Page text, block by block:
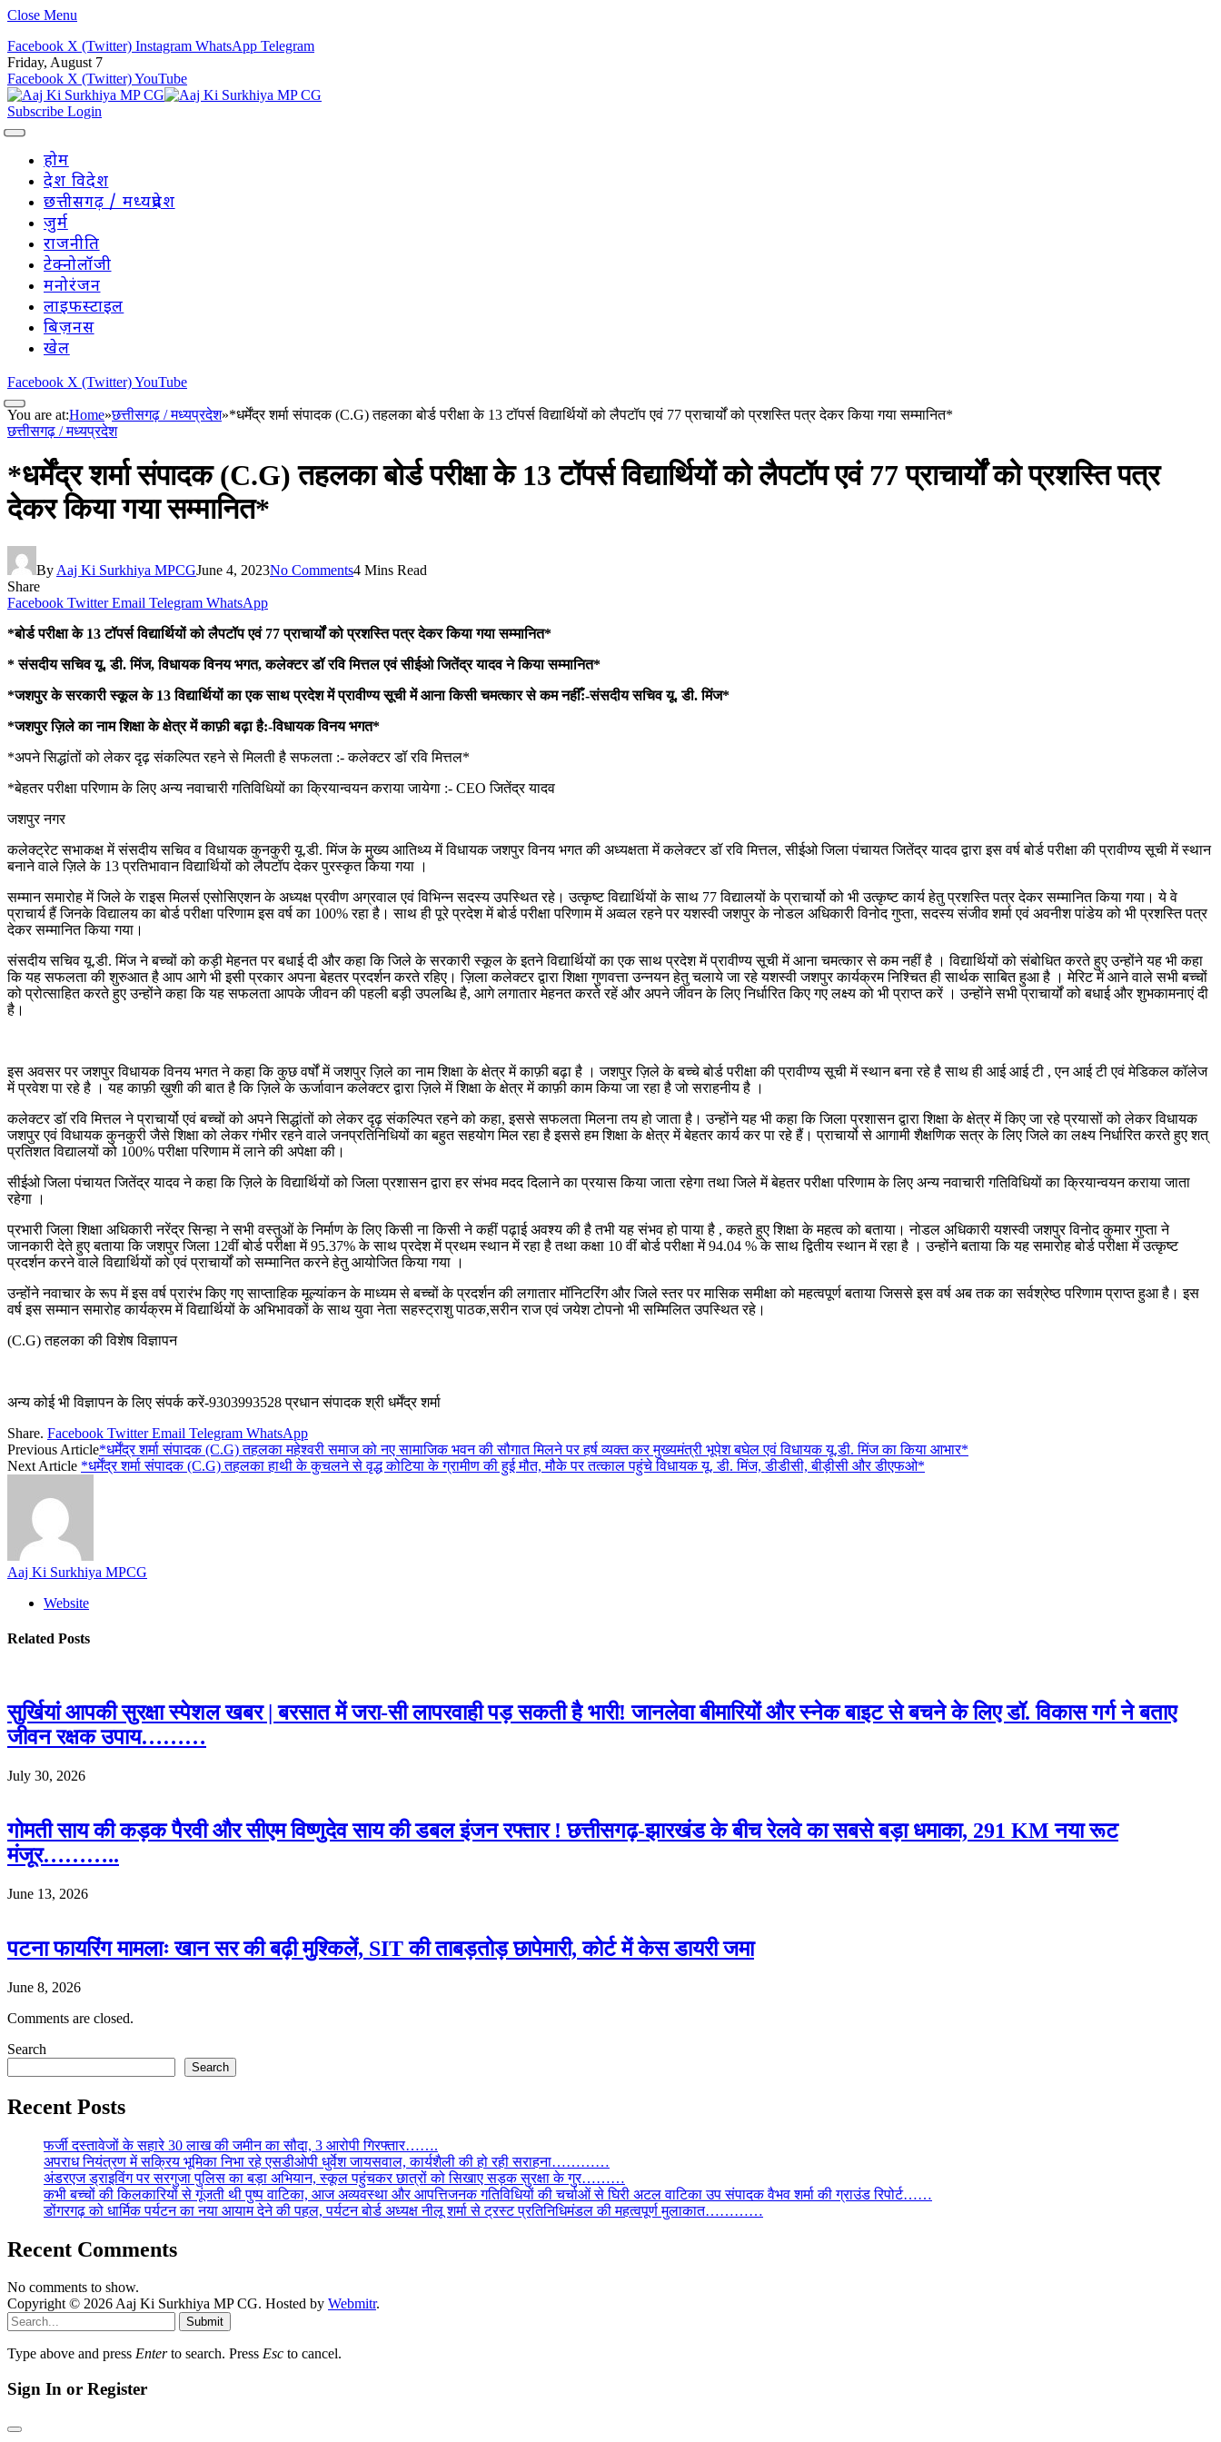
Close Menu
Facebook X (Twitter) Instagram WhatsApp Telegram
Friday, August 7
Facebook X (Twitter)YouTube
Subscribe Login
होम
देश विदेश
छत्तीसगढ़ / मध्यप्रदेश
जुर्म
राजनीति
टेक्नोलॉजी
मनोरंजन
लाइफस्टाइल
बिज़नस
खेल
Facebook X (Twitter)YouTube
You are at:Home»छत्तीसगढ़ / मध्यप्रदेश»*धर्मेंद्र शर्मा संपादक (C.G) तहलका बोर्ड परीक्षा के 13 टॉपर्स विद्यार्थियों को लैपटॉप एवं 77 प्राचार्यों को प्रशस्ति पत्र देकर किया गया सम्मानित*
छत्तीसगढ़ / मध्यप्रदेश
*धर्मेंद्र शर्मा संपादक (C.G) तहलका बोर्ड परीक्षा के 13 टॉपर्स विद्यार्थियों को लैपटॉप एवं 77 प्राचार्यों को प्रशस्ति पत्र
देकर किया गया सम्मानित*
By Aaj Ki Surkhiya MPCGJune 4, 2023No Comments4 Mins Read
Share
Facebook Twitter Email Telegram WhatsApp
*बोर्ड परीक्षा के 13 टॉपर्स विद्यार्थियों को लैपटॉप एवं 77 प्राचार्यों को प्रशस्ति पत्र देकर किया गया सम्मानित*
* संसदीय सचिव यू. डी. मिंज, विधायक विनय भगत, कलेक्टर डॉ रवि मित्तल एवं सीईओ जितेंद्र यादव ने किया सम्मानित*
*जशपुर के सरकारी स्कूल के 13 विद्यार्थियों का एक साथ प्रदेश में प्रावीण्य सूची में आना किसी चमत्कार से कम नहीँ:-संसदीय सचिव यू. डी. मिंज*
*जशपुर ज़िले का नाम शिक्षा के क्षेत्र में काफ़ी बढ़ा है:-विधायक विनय भगत*
*अपने सिद्धांतों को लेकर दृढ़ संकल्पित रहने से मिलती है सफलता :- कलेक्टर डॉ रवि मित्तल*
*बेहतर परीक्षा परिणाम के लिए अन्य नवाचारी गतिविधियों का क्रियान्वयन कराया जायेगा :- CEO जितेंद्र यादव
जशपुर नगर
कलेक्ट्रेट सभाकक्ष में संसदीय सचिव व विधायक कुनकुरी यू.डी. मिंज के मुख्य आतिथ्य में विधायक जशपुर विनय भगत की अध्यक्षता में कलेक्टर डॉ रवि मित्तल, सीईओ जिला पंचायत जितेंद्र यादव द्वारा इस वर्ष बोर्ड परीक्षा की प्रावीण्य सूची में स्थान
बनाने वाले ज़िले के 13 प्रतिभावान विद्यार्थियों को लैपटॉप देकर पुरस्कृत किया गया ।
सम्मान समारोह में जिले के राइस मिलर्स एसोसिएशन के अध्यक्ष प्रवीण अग्रवाल एवं विभिन्न सदस्य उपस्थित रहे। उत्कृष्ट विद्यार्थियों के साथ 77 विद्यालयों के प्राचार्यो को भी उत्कृष्ट कार्य हेतु प्रशस्ति पत्र देकर सम्मानित किया गया। ये वे
प्राचार्य हैं जिनके विद्यालय का बोर्ड परीक्षा परिणाम इस वर्ष का 100% रहा है। साथ ही पूरे प्रदेश में बोर्ड परीक्षा परिणाम में अव्वल रहने पर यशस्वी जशपुर के नोडल अधिकारी विनोद गुप्ता, सदस्य संजीव शर्मा एवं अवनीश पांडेय को भी प्रशस्ति पत्र
देकर सम्मानित किया गया।
संसदीय सचिव यू.डी. मिंज ने बच्चों को कड़ी मेहनत पर बधाई दी और कहा कि जिले के सरकारी स्कूल के इतने विद्यार्थियों का एक साथ प्रदेश में प्रावीण्य सूची में आना चमत्कार से कम नहीं है । विद्यार्थियों को संबोधित करते हुए उन्होंने यह भी कहा
कि यह सफलता की शुरुआत है आप आगे भी इसी प्रकार अपना बेहतर प्रदर्शन करते रहिए। ज़िला कलेक्टर द्वारा शिक्षा गुणवत्ता उन्नयन हेतु चलाये जा रहे यशस्वी जशपुर कार्यक्रम निश्चित ही सार्थक साबित हुआ है । मेरिट में आने वाले सभी बच्चों
को प्रोत्साहित करते हुए उन्होंने कहा कि यह सफलता आपके जीवन की पहली बड़ी उपलब्धि है, आगे लगातार मेहनत करते रहें और अपने जीवन के लिए निर्धारित किए गए लक्ष्य को भी प्राप्त करें । उन्होंने सभी प्राचार्यों को बधाई और शुभकामनाएं दी
है।
इस अवसर पर जशपुर विधायक विनय भगत ने कहा कि कुछ वर्षों में जशपुर ज़िले का नाम शिक्षा के क्षेत्र में काफ़ी बढ़ा है । जशपुर ज़िले के बच्चे बोर्ड परीक्षा की प्रावीण्य सूची में स्थान बना रहे है साथ ही आई आई टी , एन आई टी एवं मेडिकल कॉलेज
में प्रवेश पा रहे है । यह काफ़ी ख़ुशी की बात है कि ज़िले के ऊर्जावान कलेक्टर द्वारा ज़िले में शिक्षा के क्षेत्र में काफ़ी काम किया जा रहा है जो सराहनीय है ।
कलेक्टर डॉ रवि मित्तल ने प्राचार्यो एवं बच्चों को अपने सिद्धांतों को लेकर दृढ़ संकल्पित रहने को कहा, इससे सफलता मिलना तय हो जाता है। उन्होंने यह भी कहा कि जिला प्रशासन द्वारा शिक्षा के क्षेत्र में किए जा रहे प्रयासों को लेकर विधायक
जशपुर एवं विधायक कुनकुरी जैसे शिक्षा को लेकर गंभीर रहने वाले जनप्रतिनिधियों का बहुत सहयोग मिल रहा है इससे हम शिक्षा के क्षेत्र में बेहतर कार्य कर पा रहे हैं। प्राचार्यो से आगामी शैक्षणिक सत्र के लिए जिले का लक्ष्य निर्धारित करते हुए शत्
प्रतिशत विद्यालयों को 100% परीक्षा परिणाम में लाने की अपेक्षा की।
सीईओ जिला पंचायत जितेंद्र यादव ने कहा कि ज़िले के विद्यार्थियों को जिला प्रशासन द्वारा हर संभव मदद दिलाने का प्रयास किया जाता रहेगा तथा जिले में बेहतर परीक्षा परिणाम के लिए अन्य नवाचारी गतिविधियों का क्रियान्वयन कराया जाता
रहेगा ।
प्रभारी जिला शिक्षा अधिकारी नरेंद्र सिन्हा ने सभी वस्तुओं के निर्माण के लिए किसी ना किसी ने कहीं पढ़ाई अवश्य की है तभी यह संभव हो पाया है , कहते हुए शिक्षा के महत्व को बताया। नोडल अधिकारी यशस्वी जशपुर विनोद कुमार गुप्ता ने
जानकारी देते हुए बताया कि जशपुर जिला 12वीं बोर्ड परीक्षा में 95.37% के साथ प्रदेश में प्रथम स्थान में रहा है तथा कक्षा 10 वीं बोर्ड परीक्षा में 94.04 % के साथ द्वितीय स्थान में रहा है । उन्होंने बताया कि यह समारोह बोर्ड परीक्षा में उत्कृष्ट
प्रदर्शन करने वाले विद्यार्थियों को एवं प्राचार्यों को सम्मानित करने हेतु आयोजित किया गया ।
उन्होंने नवाचार के रूप में इस वर्ष प्रारंभ किए गए साप्ताहिक मूल्यांकन के माध्यम से बच्चों के प्रदर्शन की लगातार मॉनिटरिंग और जिले स्तर पर मासिक समीक्षा को महत्वपूर्ण बताया जिससे इस वर्ष अब तक का सर्वश्रेष्ठ परिणाम प्राप्त हुआ है। इस
वर्ष इस सम्मान समारोह कार्यक्रम में विद्यार्थियों के अभिभावकों के साथ युवा नेता सहस्ट्राशु पाठक,सरीन राज एवं जयेश टोपनो भी सम्मिलित उपस्थित रहे।
(C.G) तहलका की विशेष विज्ञापन
अन्य कोई भी विज्ञापन के लिए संपर्क करें-9303993528 प्रधान संपादक श्री धर्मेंद्र शर्मा
Share. Facebook Twitter Email Telegram WhatsApp
Previous Article*धर्मेंद्र शर्मा संपादक (C.G) तहलका महेश्वरी समाज को नए सामाजिक भवन की सौगात मिलने पर हर्ष व्यक्त कर मुख्यमंत्री भूपेश बघेल एवं विधायक यू.डी. मिंज का किया आभार*
Next Article *धर्मेंद्र शर्मा संपादक (C.G) तहलका हाथी के कुचलने से वृद्ध कोटिया के ग्रामीण की हुई मौत, मौके पर तत्काल पहुंचे विधायक यू. डी. मिंज, डीडीसी, बीड़ीसी और डीएफओ*
Aaj Ki Surkhiya MPCG
Website
Related Posts
सुर्खियां आपकी सुरक्षा स्पेशल खबर | बरसात में जरा-सी लापरवाही पड़ सकती है भारी! जानलेवा बीमारियों और स्नेक बाइट से बचने के लिए डॉ. विकास गर्ग ने बताए
जीवन रक्षक उपाय………
July 30, 2026
गोमती साय की कड़क पैरवी और सीएम विष्णुदेव साय की डबल इंजन रफ्तार ! छत्तीसगढ़-झारखंड के बीच रेलवे का सबसे बड़ा धमाका, 291 KM नया रूट
मंजूर………..
June 13, 2026
पटना फायरिंग मामलाः खान सर की बढ़ी मुश्किलें, SIT की ताबड़तोड़ छापेमारी, कोर्ट में केस डायरी जमा
June 8, 2026
Comments are closed.
Search
Search
Recent Posts
फर्जी दस्तावेजों के सहारे 30 लाख की जमीन का सौदा, 3 आरोपी गिरफ्तार…….
अपराध नियंत्रण में सक्रिय भूमिका निभा रहे एसडीओपी धुर्वेश जायसवाल, कार्यशैली की हो रही सराहना…………
अंडरएज ड्राइविंग पर सरगुजा पुलिस का बड़ा अभियान, स्कूल पहुंचकर छात्रों को सिखाए सड़क सुरक्षा के गुर………
कभी बच्चों की किलकारियों से गूंजती थी पुष्प वाटिका, आज अव्यवस्था और आपत्तिजनक गतिविधियों की चर्चाओं से घिरी अटल वाटिका उप संपादक वैभव शर्मा की ग्राउंड रिपोर्ट……
डोंगरगढ़ को धार्मिक पर्यटन का नया आयाम देने की पहल, पर्यटन बोर्ड अध्यक्ष नीलू शर्मा से ट्रस्ट प्रतिनिधिमंडल की महत्वपूर्ण मुलाकात…………
Recent Comments
No comments to show.
Copyright © 2026 Aaj Ki Surkhiya MP CG. Hosted by Webmitr.
Submit
Type above and press Enterto search. Press Esc to cancel.
Sign In or Register